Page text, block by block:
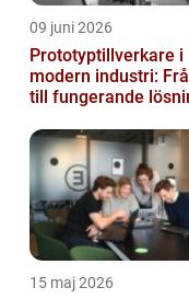
09 juni 2026
Prototyptillverkare i
modern industri:
till fungerande
15 maj 2026